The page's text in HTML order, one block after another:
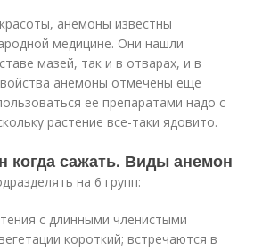
анемоны известны
медицине. Они нашли
мазей, так и в отварах, и в
анемоны отмечены еще
ее препаратами надо с
растение все-таки ядовито.
когда сажать. Виды анемон
на 6 групп:
с длинными членистыми
короткий; встречаются в